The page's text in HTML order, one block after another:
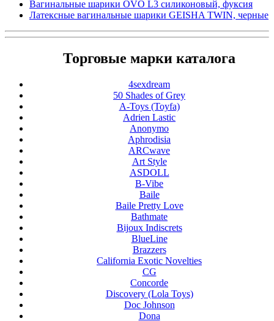
Вагинальные шарики OVO L3 силиконовый, фуксия
Латексные вагинальные шарики GEISHA TWIN, черные
Торговые марки каталога
4sexdream
50 Shades of Grey
A-Toys (Toyfa)
Adrien Lastic
Anonymo
Aphrodisia
ARCwave
Art Style
ASDOLL
B-Vibe
Baile
Baile Pretty Love
Bathmate
Bijoux Indiscrets
BlueLine
Brazzers
California Exotic Novelties
CG
Concorde
Discovery (Lola Toys)
Doc Johnson
Dona